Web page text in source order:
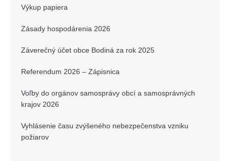
Výkup papiera
Zásady hospodárenia 2026
Záverečný účet obce Bodiná za rok 2025
Referendum 2026 – Zápisnica
Voľby do orgánov samosprávy obcí a samosprávných
krajov 2026
Vyhlásenie času zvýšeného nebezpečenstva vzniku
požiarov